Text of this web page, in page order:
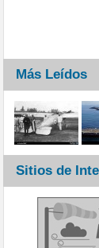
Más Leídos
Sitios de